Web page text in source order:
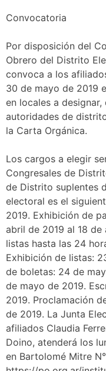
Convocatoria
Por disposición del
Obrero del Distrito
convoca a los
30 de mayo de 2019
en locales a
autoridades de
la Carta Orgánica.
Los cargos a elegir
Congresales de
de Distrito suplentes
electoral es el
2019. Exhibición de
abril de 2019 al 18
listas hasta las 24
Exhibición de listas:
de boletas: 24 de
de mayo de 2019.
2019. Proclamación
de 2019. La Junta
afiliados Claudia
Doino, atenderá los
en Bartolomé Mitre